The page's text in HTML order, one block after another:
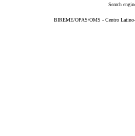
Search
BIREME/OPAS/OMS - Centro Latino-